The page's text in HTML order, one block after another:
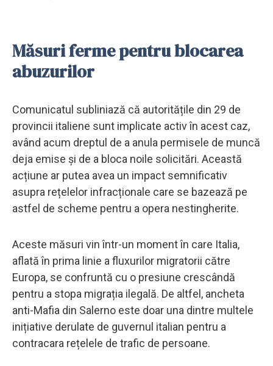
Măsuri ferme pentru blocarea
abuzurilor
Comunicatul subliniază că autoritățile din 29 de
provincii italiene sunt implicate activ în acest caz,
având acum dreptul de a anula permisele de muncă
deja emise și de a bloca noile solicitări. Această
acțiune ar putea avea un impact semnificativ
asupra rețelelor infracționale care se bazează pe
astfel de scheme pentru a opera nestingherite.
Aceste măsuri vin într-un moment în care Italia,
aflată în prima linie a fluxurilor migratorii către
Europa, se confruntă cu o presiune crescândă
pentru a stopa migrația ilegală. De altfel, ancheta
anti-Mafia din Salerno este doar una dintre multele
inițiative derulate de guvernul italian pentru a
contracara rețelele de trafic de persoane.